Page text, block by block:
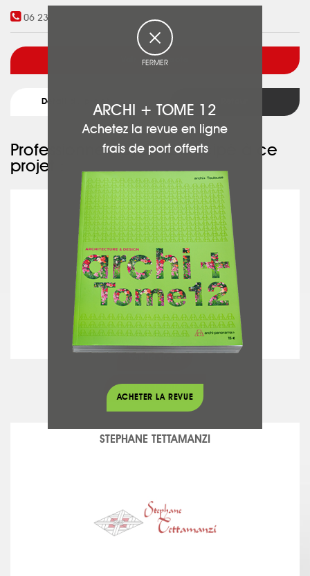
06 23 79 61 04
Voir l'architecte
Détail du projet
Professionnels ayant participé à ce
projet :
MONNIER PLATERIE
Isolation intérieure
STEPHANE TETTAMANZI
FERMER
ARCHI + TOME 12
Achetez la revue en ligne
frais de port offerts
ACHETER LA REVUE